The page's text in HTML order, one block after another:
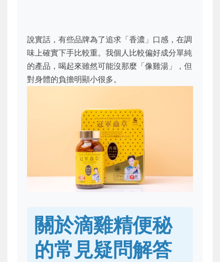
說實話，有些品牌為了追求「香濃」口感，在調
味上確實下手比較重。我個人比較偏好成分單純
的產品，喝起來雖然可能沒那麼「像雞湯」，但
對身體的負擔明顯小很多。
關於滴雞精便秘
的常見疑問解答